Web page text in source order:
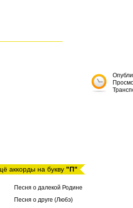
аккорды на букву "П"
Песня о далекой Родине
Песня о друге (Любэ)